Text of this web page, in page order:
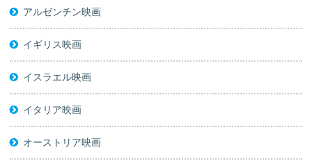
アルゼンチン映画
イギリス映画
イスラエル映画
イタリア映画
オーストリア映画